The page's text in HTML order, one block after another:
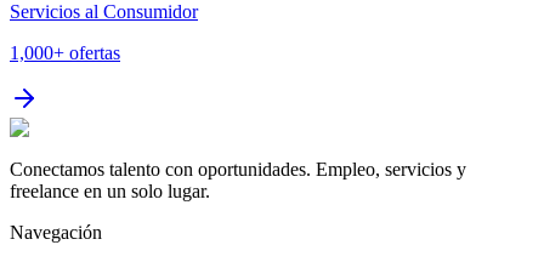
Servicios al Consumidor
1,000+ ofertas
Conectamos talento con oportunidades. Empleo, servicios y
freelance en un solo lugar.
Navegación